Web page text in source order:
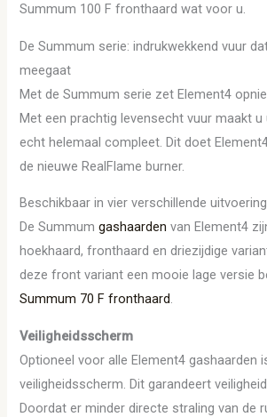
Summum 100 F fronthaard wat voor u.
De Summum serie: indrukwekkend vuur
meegaat
Met de Summum serie zet Element4
Met een prachtig levensecht vuur maakt
echt helemaal compleet. Dit doet
de nieuwe RealFlame burner.
Beschikbaar in vier verschillende
De Summumgashaarden van Element4
hoekhaard, fronthaard en driezijdige
deze front variant een mooie lage versie
Summum 70 F fronthaard.
Veiligheidsscherm
Optioneel voor alle Element4 gashaarden
veiligheidsscherm. Dit garandeert
Doordat er minder directe straling van de